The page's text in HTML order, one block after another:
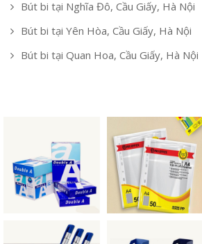
Bút bi tại Nghĩa Đô, Cầu Giấy, Hà Nội
Bút bi tại Yên Hòa, Cầu Giấy, Hà Nội
Bút bi tại Quan Hoa, Cầu Giấy, Hà Nội